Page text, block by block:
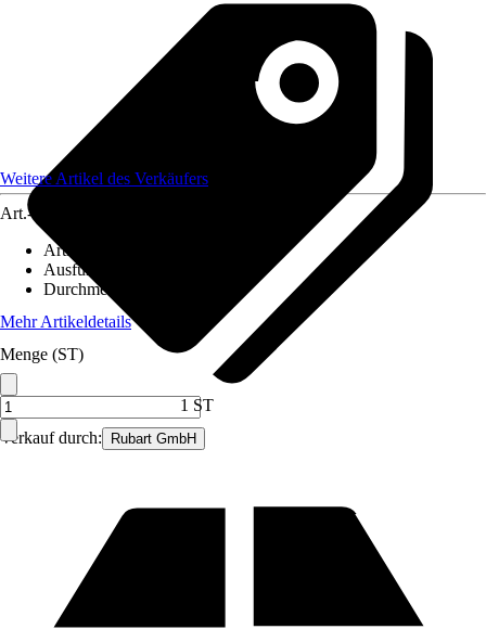
Verkauf durch: Rubart GmbH
Weitere Artikel des Verkäufers
Art.-Nr.
Artikeltyp
Ausführung
Durchmesser
Mehr Artikeldetails
Menge (ST)
1 ST